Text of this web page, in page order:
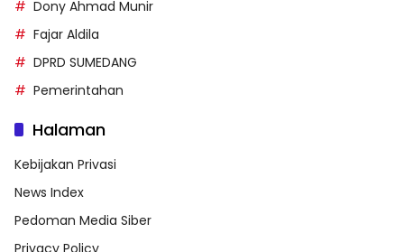
Dony Ahmad Munir
Fajar Aldila
DPRD SUMEDANG
Pemerintahan
Halaman
Kebijakan Privasi
News Index
Pedoman Media Siber